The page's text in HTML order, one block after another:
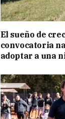
El sueño de
convocatoria
adoptar a una